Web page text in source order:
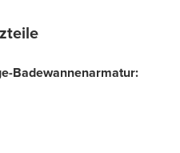
Badewannenarmatur: